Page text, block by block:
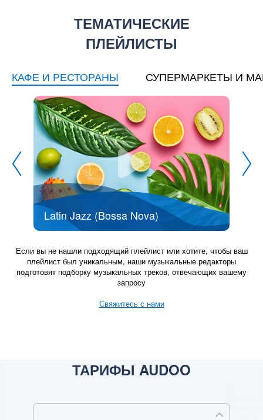
ТЕМАТИЧЕСКИЕ
ПЛЕЙЛИСТЫ
КАФЕ И РЕСТОРАНЫ СУПЕРМАРКЕТЫ И
Latin Jazz (Bossa Nova)
Если вы не нашли подходящий плейлист или хотите, чтобы ваш
плейлист был уникальным, наши музыкальные редакторы
подготовят подборку музыкальных треков, отвечающих вашему
запросу
Свяжитесь с нами
ТАРИФЫ AUDOO